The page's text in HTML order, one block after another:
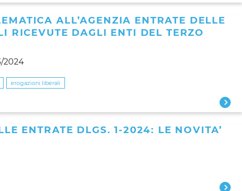
ALL’AGENZIA ENTRATE DELLE
RICEVUTE DAGLI ENTI DEL TERZO
2024
erogazioni liberali
ENTRATE DLGS. 1-2024: LE NOVITA’